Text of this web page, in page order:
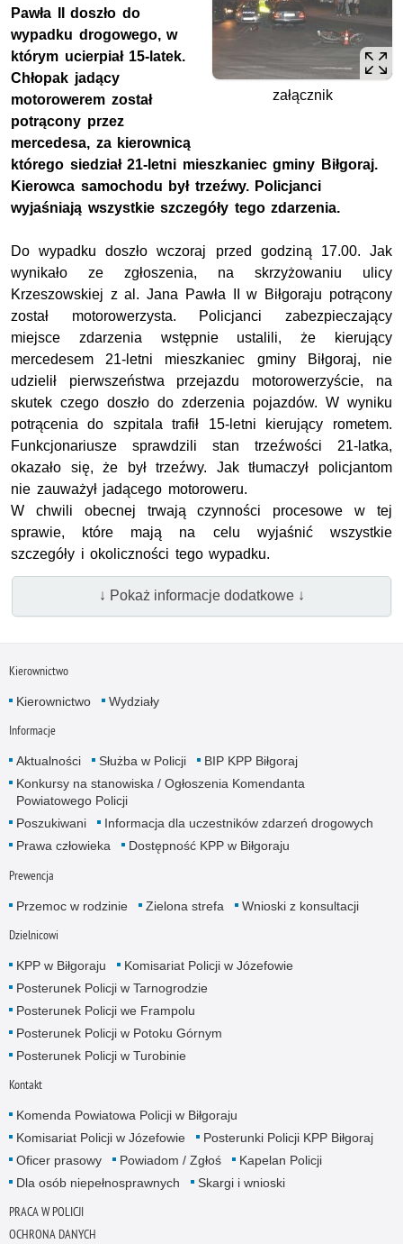
załącznik
Pawła II doszło do
wypadku drogowego, w
którym ucierpiał 15-latek.
Chłopak jadący
motorowerem został
potrącony przez
mercedesa, za kierownicą
którego siedział 21-letni mieszkaniec gminy Biłgoraj.
Kierowca samochodu był trzeźwy. Policjanci
wyjaśniają wszystkie szczegóły tego zdarzenia.
Do wypadku doszło wczoraj przed godziną 17.00. Jak
wynikało ze zgłoszenia, na skrzyżowaniu ulicy
Krzeszowskiej z al. Jana Pawła II w Biłgoraju potrącony
został motorowerzysta. Policjanci zabezpieczający
miejsce zdarzenia wstępnie ustalili, że kierujący
mercedesem 21-letni mieszkaniec gminy Biłgoraj, nie
udzielił pierwszeństwa przejazdu motorowerzyście, na
skutek czego doszło do zderzenia pojazdów. W wyniku
potrącenia do szpitala trafił 15-letni kierujący rometem.
Funkcjonariusze sprawdzili stan trzeźwości 21-latka,
okazało się, że był trzeźwy. Jak tłumaczył policjantom
nie zauważył jadącego motoroweru.
W chwili obecnej trwają czynności procesowe w tej
sprawie, które mają na celu wyjaśnić wszystkie
szczegóły i okoliczności tego wypadku.
↓ Pokaż informacje dodatkowe ↓
Kierownictwo
Kierownictwo Wydziały
Informacje
Aktualności Służba w Policji
BIP KPP Biłgoraj
Konkursy na stanowiska / Ogłoszenia Komendanta
Powiatowego Policji
Poszukiwani
Informacja dla uczestników zdarzeń drogowych
Prawa człowieka
Dostępność KPP w Biłgoraju
Prewencja
Przemoc w rodzinie Zielona strefa Wnioski z konsultacji
Dzielnicowi
KPP w Biłgoraju
Komisariat Policji w Józefowie
Posterunek Policji w Tarnogrodzie
Posterunek Policji we Frampolu
Posterunek Policji w Potoku Górnym
Posterunek Policji w Turobinie
Kontakt
Komenda Powiatowa Policji w Biłgoraju
Komisariat Policji w Józefowie
Posterunki Policji KPP Biłgoraj
Oficer prasowy
Powiadom / Zgłoś
Kapelan Policji
Dla osób niepełnosprawnych
Skargi i wnioski
PRACA W POLICJI
OCHRONA DANYCH